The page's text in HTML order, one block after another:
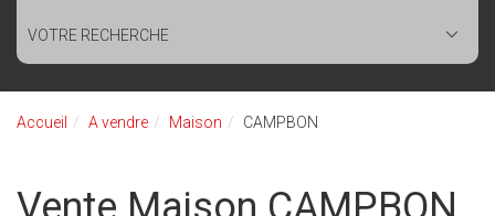
VOTRE RECHERCHE
Accueil A vendre Maison CAMPBON